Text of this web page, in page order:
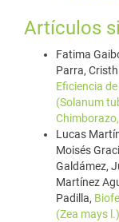
Artículos
Fatima
Parra,
Eficiencia
(Solanum
Lucas
Moisés
Galdámez,
Martínez
Padilla,
(Zea mays